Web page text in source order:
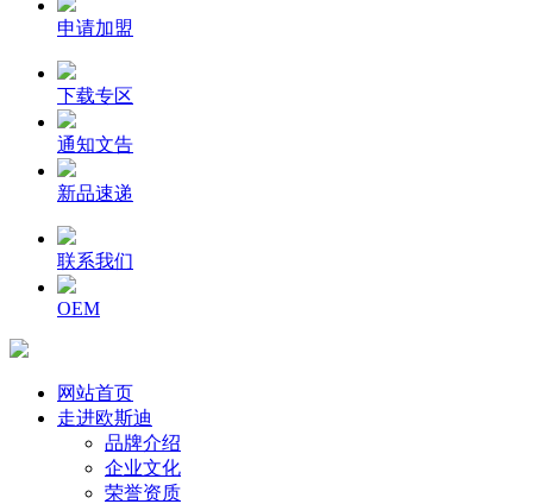
申请加盟
下载专区
通知文告
新品速递
联系我们
OEM
网站首页
走进欧斯迪
品牌介绍
企业文化
荣誉资质